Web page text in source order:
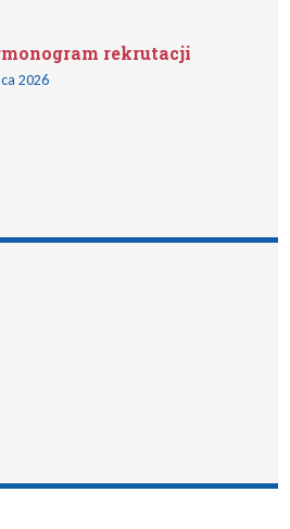
rekrutacji
2026